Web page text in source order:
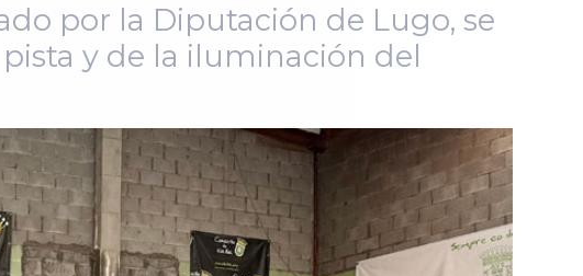
por la Diputación de Lugo, se
y de la iluminación del